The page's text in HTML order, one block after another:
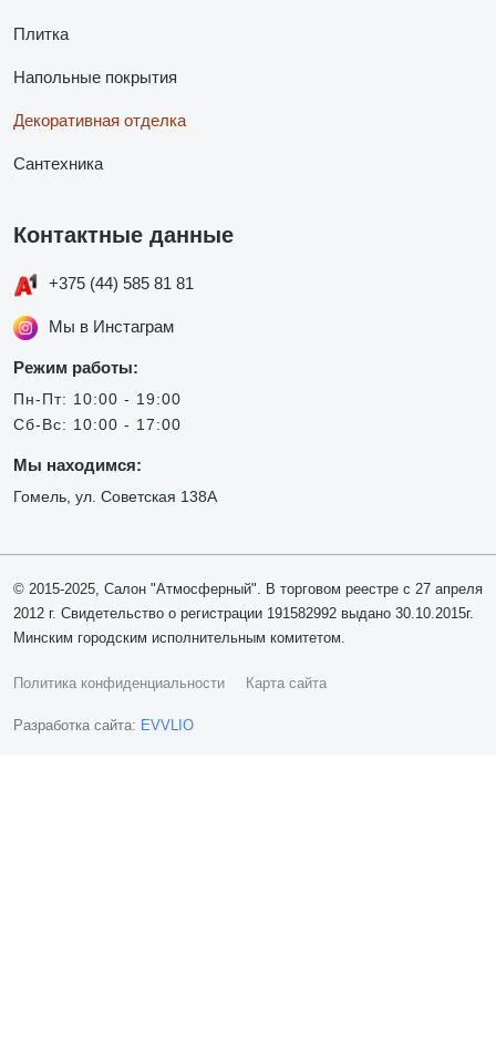
Плитка
Напольные покрытия
Декоративная отделка
Сантехника
Контактные данные
+375 (44) 585 81 81
Мы в Инстаграм
Режим работы:
Пн-Пт: 10:00 - 19:00
Сб-Вс: 10:00 - 17:00
Мы находимся:
Гомель, ул. Советская 138А
© 2015-2025, Салон "Атмосферный". В торговом реестре с 27 апреля
2012 г. Свидетельство о регистрации 191582992 выдано 30.10.2015г.
Минским городским исполнительным комитетом.
Политика конфиденциальности Карта сайта
Разработка сайта: EVVLIO